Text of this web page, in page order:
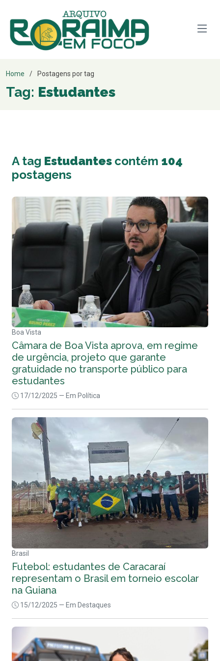
Home Postagens por tag
Tag: Estudantes
A tag Estudantes contém 104
postagens
Boa Vista
Câmara de Boa Vista aprova, em regime
de urgência, projeto que garante
gratuidade no transporte público para
estudantes
17/12/2025 — Em Política
Brasil
Futebol: estudantes de Caracaraí
representam o Brasil em torneio escolar
na Guiana
15/12/2025 — Em Destaques